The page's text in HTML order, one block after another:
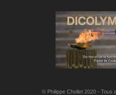
© Philippe Chollet 2020 - Tous